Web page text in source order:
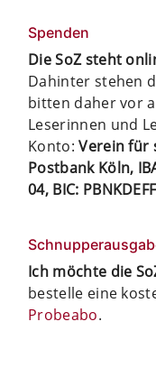
Spenden
Die SoZ steht
Dahinter stehen
bitten daher vor
Leserinnen und
Konto:Verein für
Postbank Köln,
04, BIC: PBNKDEFF
Ich möchte die
bestelle eine
Probeabo.